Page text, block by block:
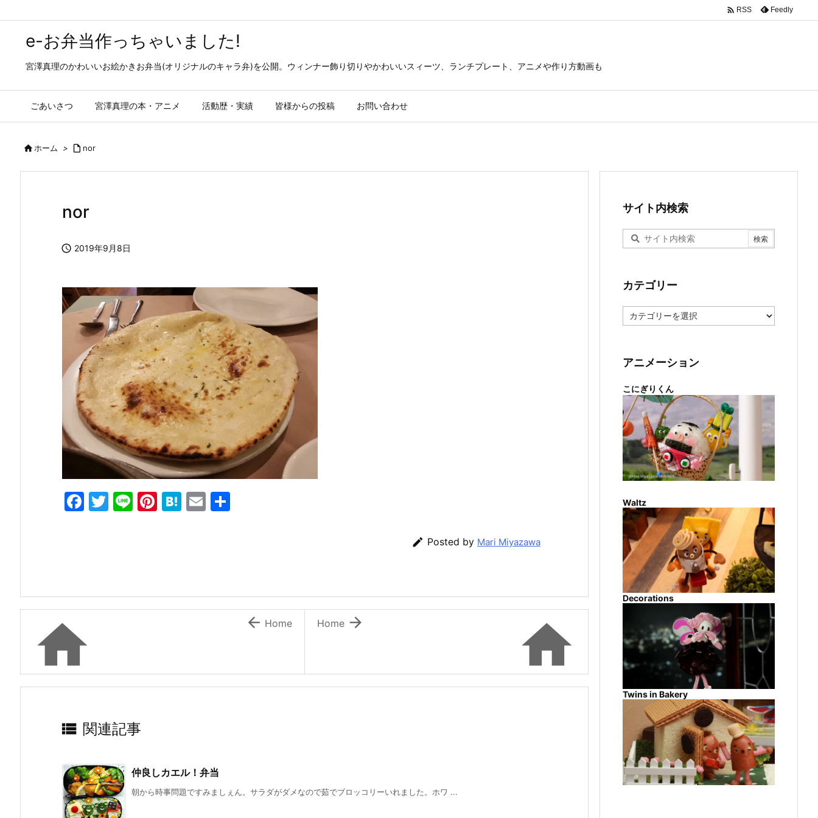
e-お弁当作っちゃいました!
宮澤真理のかわいいお絵かきお弁当(オリジナルのキャラ弁)を公開。ウィンナー飾り切りやかわいいスィーツ、ランチプレート、アニメや作り方動画も
ごあいさつ 宮澤真理の本・アニメ 活動歴・実績 皆様からの投稿 お問い合わせ
 RSS Feedly
ホーム >  nor
nor
 2019年9月8日
F
o
o
k
T
Li Pi H
E
 Posted by Mari Miyazawa


Home
  Home
 関連記事
仲良しカエル！弁当
朝から時事問題ですみましぇん。サラダがダメなので茹でブロッコリーいれました。ホワ ...
サイト内検索
カテゴリー
テ
ー
アニメーション
こにぎりくん
Waltz
Decorations
Twins in Bakery